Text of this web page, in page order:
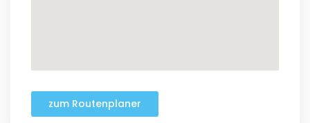
zum Routenplaner